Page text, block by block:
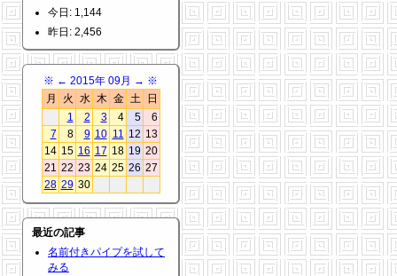
今日: 1,144
昨日: 2,456
※ ← 2015年 09月 → ※
月
火 水 木 金 土
日
1
2 3 4 5
6
7
8 9 10 11 12 13
14 15 16 17 18 19 20
21 22 23 24 25 26 27
28 29 30
最近の記事
名前付きパイプを試して
みる